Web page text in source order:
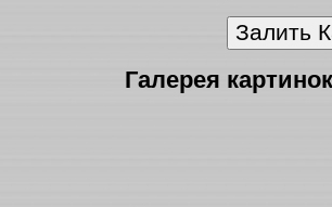
Галерея